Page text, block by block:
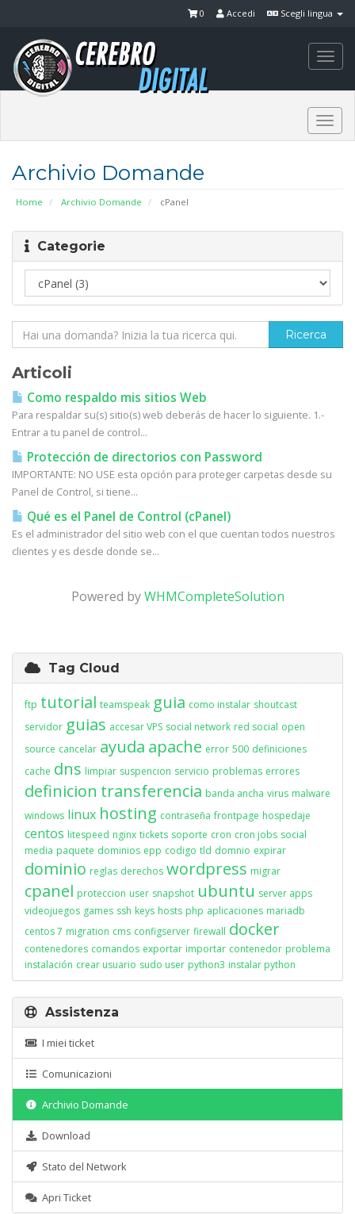
Scegli lingua
Accedi
0
Archivio Domande
Home Archivio Domande cPanel
Categorie
Articoli
Como respaldo mis sitios Web
Para respaldar su(s) sitio(s) web deberás de hacer lo siguiente. 1.-
Entrar a tu panel de control...
Protección de directorios con Password
IMPORTANTE: NO USE esta opción para proteger carpetas desde su
Panel de Control, si tiene...
Qué es el Panel de Control (cPanel)
Es el administrador del sitio web con el que cuentan todos nuestros
clientes y es desde donde se...
Powered byWHMCompleteSolution
Tag Cloud
ftp tutorial teamspeak guia como instalar shoutcast
servidor guias accesar VPS social network red social open
source cancelar ayuda apache error 500 definiciones
cache dns limpiar suspencion servicio problemas errores
definicion transferencia banda ancha virus malware
windows linux hosting contraseña frontpage hospedaje
centos litespeed nginx tickets soporte cron cron jobs social
media paquete dominios epp codigo tld domnio expirar
dominio reglas derechos wordpress migrar
cpanel proteccion user snapshot ubuntu server apps
videojuegos games ssh keys hosts php aplicaciones mariadb
centos 7 migration cms configserver firewall docker
contenedores comandos exportar importar contenedor problema
instalación crear usuario sudo user python3 instalar python
Assistenza
I miei ticket
Comunicazioni
Archivio Domande
Download
Stato del Network
Apri Ticket